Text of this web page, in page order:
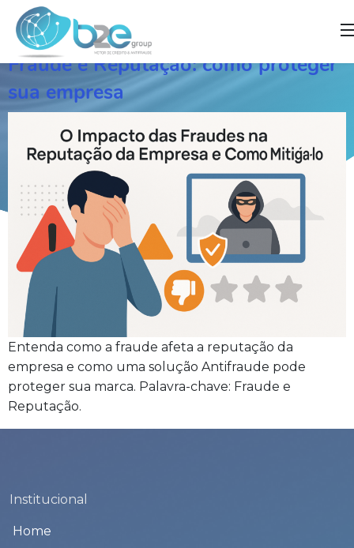
Fraude e Reputação: como proteger
sua empresa
Entenda como a fraude afeta a reputação da
empresa e como uma solução Antifraude pode
proteger sua marca. Palavra-chave: Fraude e
Reputação.
Institucional
Home